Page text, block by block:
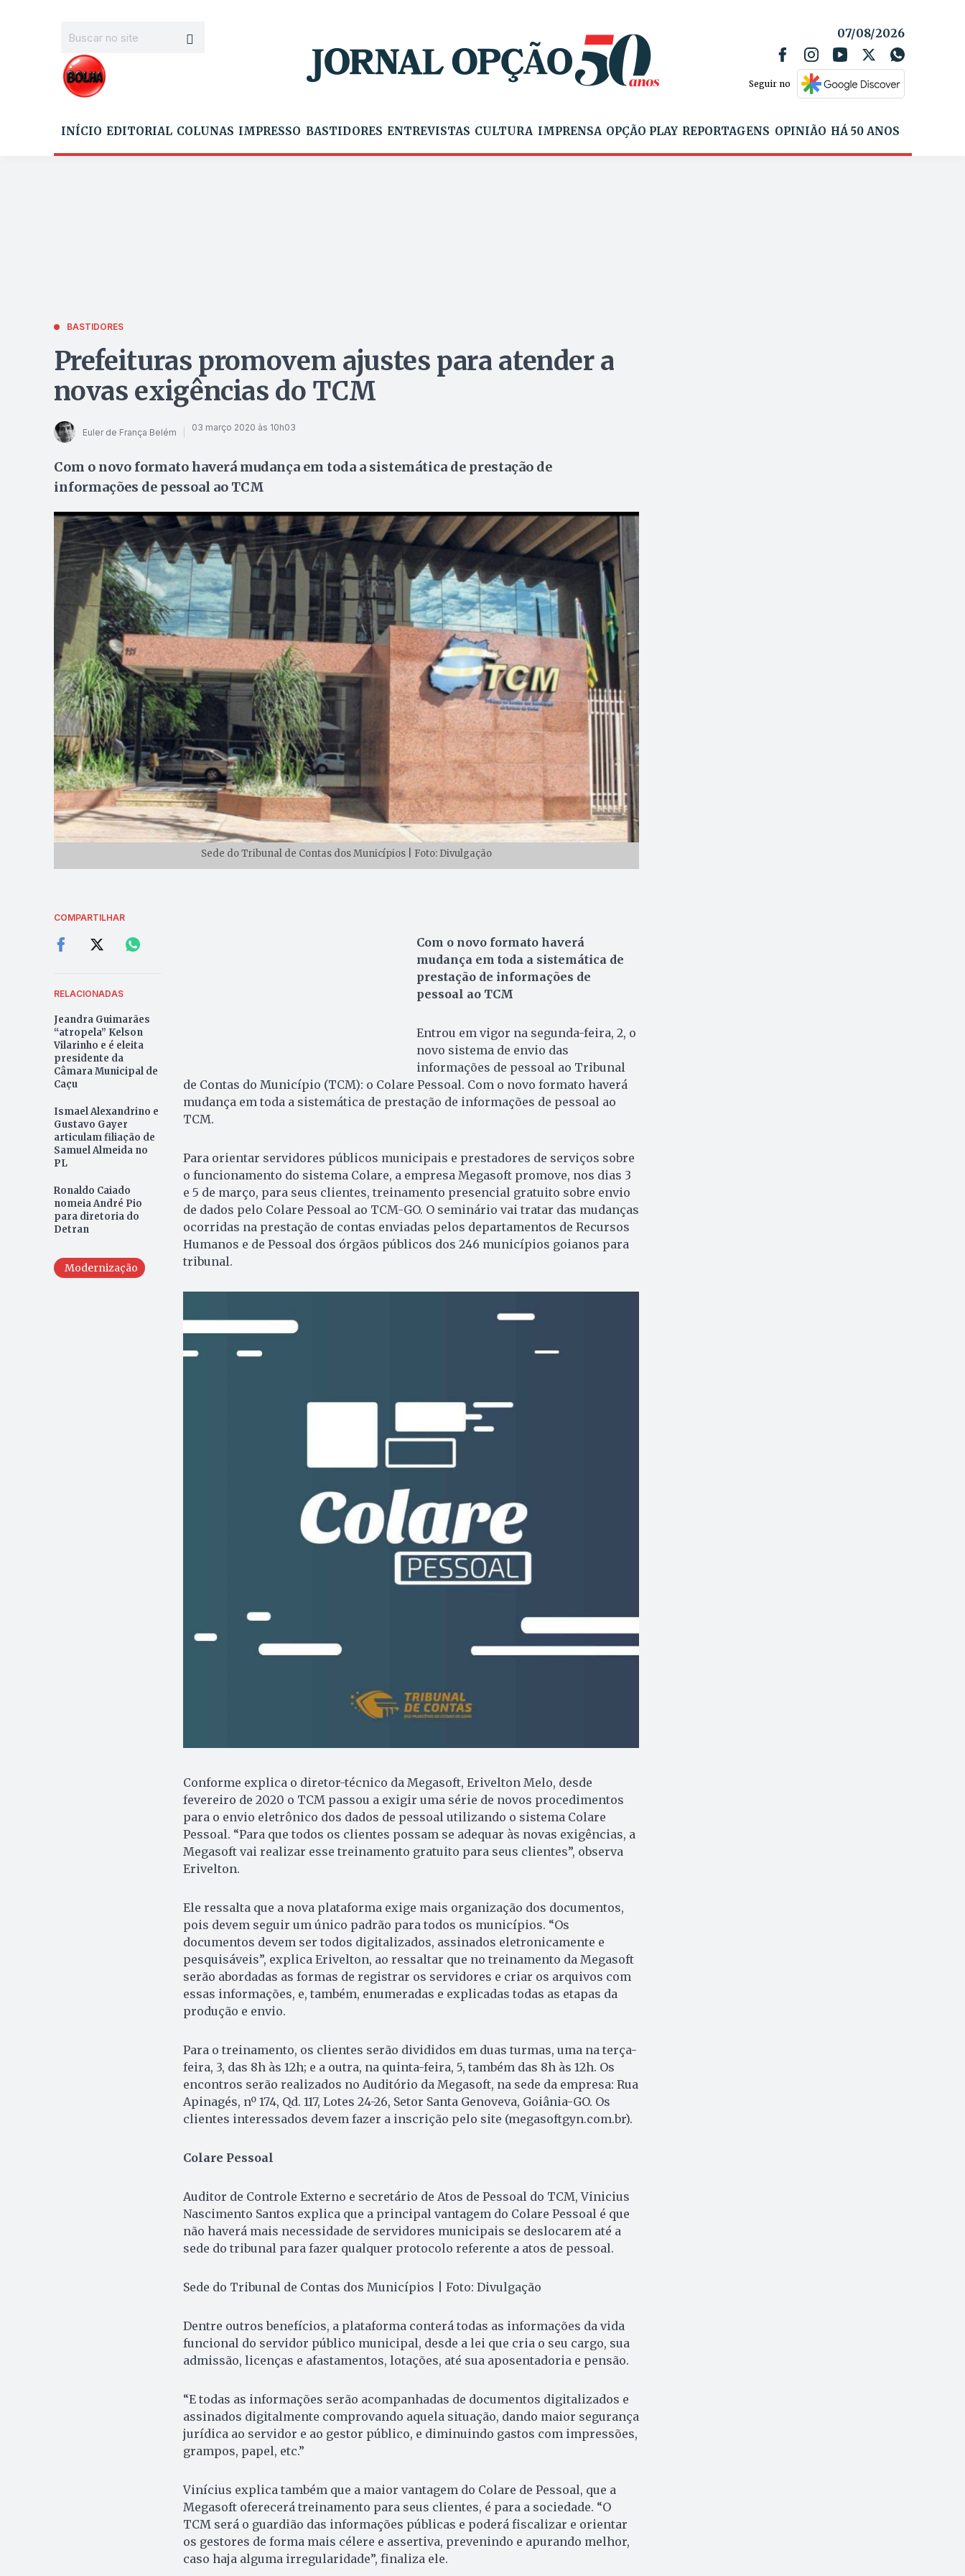
07/08/2026
Seguir no
INÍCIO EDITORIAL COLUNAS IMPRESSO BASTIDORES ENTREVISTAS CULTURA IMPRENSA OPÇÃO PLAY REPORTAGENS OPINIÃO HÁ 50 ANOS
BASTIDORES
Prefeituras promovem ajustes para atender a
novas exigências do TCM
Euler de França Belém 03 março 2020 às 10h03
Com o novo formato haverá mudança em toda a sistemática de prestação de
informações de pessoal ao TCM
Sede do Tribunal de Contas dos Municípios | Foto: Divulgação
COMPARTILHAR
RELACIONADAS
Jeandra Guimarães
“atropela” Kelson
Vilarinho e é eleita
presidente da
Câmara Municipal de
Caçu
Ismael Alexandrino e
Gustavo Gayer
articulam filiação de
Samuel Almeida no
PL
Ronaldo Caiado
nomeia André Pio
para diretoria do
Detran
Modernização
Com o novo formato haverá
mudança em toda a sistemática de
prestação de informações de
pessoal ao TCM
Entrou em vigor na segunda-feira, 2, o
novo sistema de envio das
informações de pessoal ao Tribunal
de Contas do Município (TCM): o Colare Pessoal. Com o novo formato haverá
mudança em toda a sistemática de prestação de informações de pessoal ao
TCM.
Para orientar servidores públicos municipais e prestadores de serviços sobre
o funcionamento do sistema Colare, a empresa Megasoft promove, nos dias 3
e 5 de março, para seus clientes, treinamento presencial gratuito sobre envio
de dados pelo Colare Pessoal ao TCM-GO. O seminário vai tratar das mudanças
ocorridas na prestação de contas enviadas pelos departamentos de Recursos
Humanos e de Pessoal dos órgãos públicos dos 246 municípios goianos para
tribunal.
Conforme explica o diretor-técnico da Megasoft, Erivelton Melo, desde
fevereiro de 2020 o TCM passou a exigir uma série de novos procedimentos
para o envio eletrônico dos dados de pessoal utilizando o sistema Colare
Pessoal. “Para que todos os clientes possam se adequar às novas exigências, a
Megasoft vai realizar esse treinamento gratuito para seus clientes”, observa
Erivelton.
Ele ressalta que a nova plataforma exige mais organização dos documentos,
pois devem seguir um único padrão para todos os municípios. “Os
documentos devem ser todos digitalizados, assinados eletronicamente e
pesquisáveis”, explica Erivelton, ao ressaltar que no treinamento da Megasoft
serão abordadas as formas de registrar os servidores e criar os arquivos com
essas informações, e, também, enumeradas e explicadas todas as etapas da
produção e envio.
Para o treinamento, os clientes serão divididos em duas turmas, uma na terça-
feira, 3, das 8h às 12h; e a outra, na quinta-feira, 5, também das 8h às 12h. Os
encontros serão realizados no Auditório da Megasoft, na sede da empresa: Rua
Apinagés, nº 174, Qd. 117, Lotes 24-26, Setor Santa Genoveva, Goiânia-GO. Os
clientes interessados devem fazer a inscrição pelo site (megasoftgyn.com.br).
Colare Pessoal
Auditor de Controle Externo e secretário de Atos de Pessoal do TCM, Vinicius
Nascimento Santos explica que a principal vantagem do Colare Pessoal é que
não haverá mais necessidade de servidores municipais se deslocarem até a
sede do tribunal para fazer qualquer protocolo referente a atos de pessoal.
Sede do Tribunal de Contas dos Municípios | Foto: Divulgação
Dentre outros benefícios, a plataforma conterá todas as informações da vida
funcional do servidor público municipal, desde a lei que cria o seu cargo, sua
admissão, licenças e afastamentos, lotações, até sua aposentadoria e pensão.
“E todas as informações serão acompanhadas de documentos digitalizados e
assinados digitalmente comprovando aquela situação, dando maior segurança
jurídica ao servidor e ao gestor público, e diminuindo gastos com impressões,
grampos, papel, etc.”
Vinícius explica também que a maior vantagem do Colare de Pessoal, que a
Megasoft oferecerá treinamento para seus clientes, é para a sociedade. “O
TCM será o guardião das informações públicas e poderá fiscalizar e orientar
os gestores de forma mais célere e assertiva, prevenindo e apurando melhor,
caso haja alguma irregularidade”, finaliza ele.